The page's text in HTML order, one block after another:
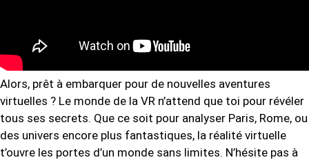
Alors, prêt à embarquer pour de nouvelles aventures
virtuelles ? Le monde de la VR n’attend que toi pour révéler
tous ses secrets. Que ce soit pour analyser Paris, Rome, ou
des univers encore plus fantastiques, la réalité virtuelle
t’ouvre les portes d’un monde sans limites. N’hésite pas à